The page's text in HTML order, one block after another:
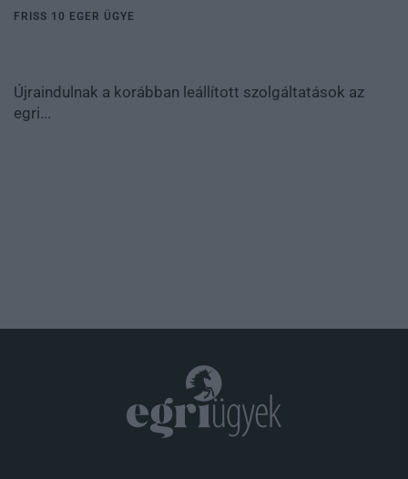
FRISS 10 EGER ÜGYE
Újraindulnak a korábban leállított szolgáltatások az
egri...